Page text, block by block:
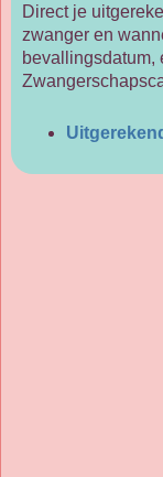
Direct je
zwanger en
bevallingsdatum,